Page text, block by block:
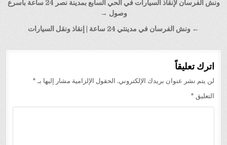
تصفّح
ونش الفرسان لإنقاذ السيارات في الحي السابع بمدينة نصر 24 ساعة بأسرع
وصول →
← ونش الفرسان في مدينتي 24 ساعة | إنقاذ ونقل السيارات
اترك تعليقاً
لن يتم نشر عنوان بريدك الإلكتروني. الحقول الإلزامية مشار إليها بـ *
التعليق *